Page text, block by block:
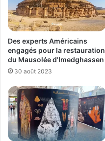
Des experts Américains
engagés pour la restauration
du Mausolée d’Imedghassen
30 août 2023